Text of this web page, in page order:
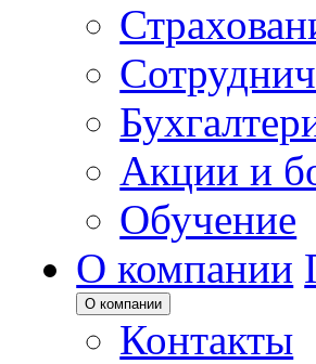
Акции и
Обучение
О компании
О компании
Контакты